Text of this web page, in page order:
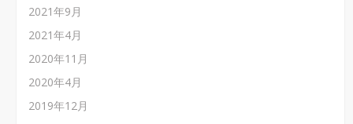
2021年9月
2021年4月
2020年11月
2020年4月
2019年12月